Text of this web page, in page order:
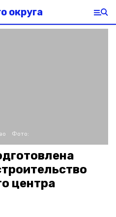
округа
Фото:
центра